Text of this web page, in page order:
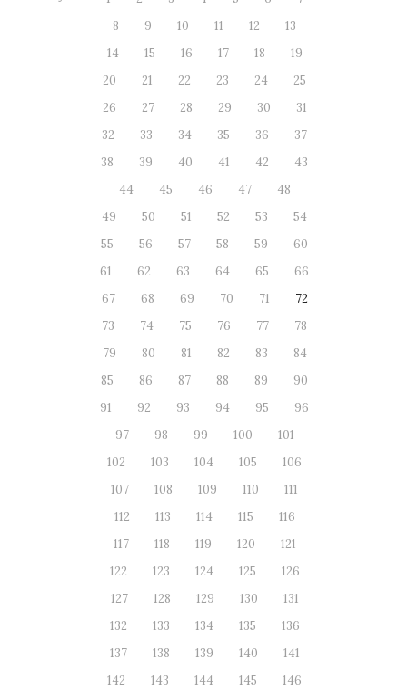
8
9 10 11 12
13
14
15 16 17 18
19
20
21 22 23 24
25
26
27 28 29 30
31
32
33 34 35 36
37
38
39 40 41 42
43
44
45 46 47
48
49
50 51 52 53
54
55
56 57 58 59
60
61
62 63 64 65
66
67
68 69 70 71
72
73
74 75 76 77
78
79
80 81 82 83
84
85
86 87 88 89
90
91
92 93 94 95
96
97
98 99 100
101
102
103 104 105
106
107
108 109 110
111
112
113 114 115
116
117
118 119 120
121
122
123 124 125
126
127
128 129 130
131
132
133 134 135
136
137
138 139 140
141
142
143 144 145
146